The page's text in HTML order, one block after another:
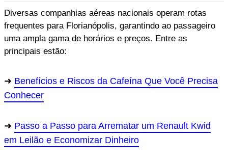
Diversas companhias aéreas nacionais operam rotas
frequentes para Florianópolis, garantindo ao passageiro
uma ampla gama de horários e preços. Entre as
principais estão:
Benefícios e Riscos da Cafeína Que Você Precisa
Conhecer
Passo a Passo para Arrematar um Renault Kwid
em Leilão e Economizar Dinheiro